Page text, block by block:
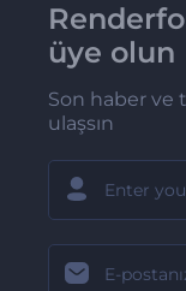
üye olun
Son haber ve
ulaşsın